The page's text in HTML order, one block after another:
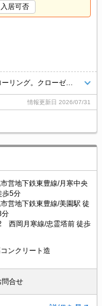
入居可否
情報更新日 2026/07/31
営地下鉄東豊線/月寒中央
歩5分
営地下鉄東豊線/美園駅 徒
分
西岡月寒線/忠霊塔前 徒歩
ンクリート造
問合せ